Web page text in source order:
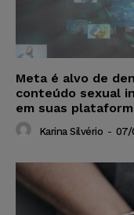
Meta é alvo de
conteúdo sexual
em suas
Karina Silvério - 07/